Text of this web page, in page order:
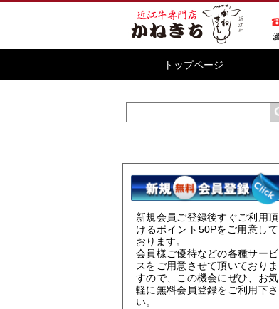
トップページ
新規会員ご登録後すぐご利用頂
けるポイント 50Pをご用意して
おります。
会員様ご優待などの各種サービ
スをご用意させて頂いておりま
すので、この機会にぜひ、お気
軽に無料会員登録をご利用下さ
い。